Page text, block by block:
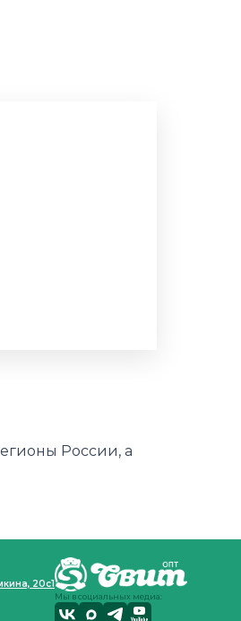
России, а
20с1
Мы в социальных медиа: